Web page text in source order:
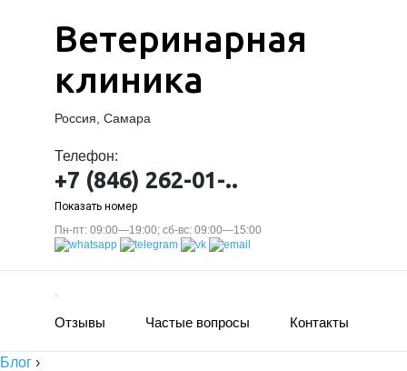
Ветеринарная
клиника
Россия, Самара
Телефон:
+7 (846) 262-01-..
Показать номер
Пн-пт: 09:00—19:00; сб-вс: 09:00—15:00
Отзывы Частые вопросы Контакты
Блог ›